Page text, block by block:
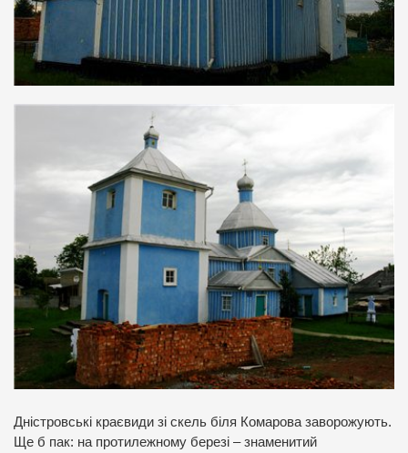
Дністровські краєвиди зі скель біля Комарова заворожують.
Ще б пак: на протилежному березі – знаменитий